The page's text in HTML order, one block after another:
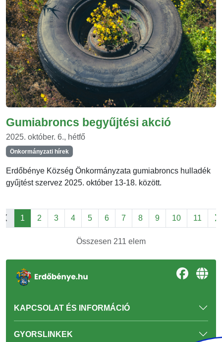
Gumiabroncs begyűjtési akció
2025. október. 6., hétfő
Önkormányzati hírek
Erdőbénye Község Önkormányzata gumiabroncs hulladék
gyűjtést szervez 2025. október 13-18. között.
1 2 3 4 5 6 7 8 9 10 11
Összesen 211 elem
KAPCSOLAT ÉS INFORMÁCIÓ
GYORSLINKEK